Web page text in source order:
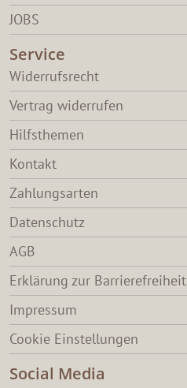
JOBS
Service
Widerrufsrecht
Vertrag widerrufen
Hilfsthemen
Kontakt
Zahlungsarten
Datenschutz
AGB
Erklärung zur Barrierefreiheit
Impressum
Cookie Einstellungen
Social Media